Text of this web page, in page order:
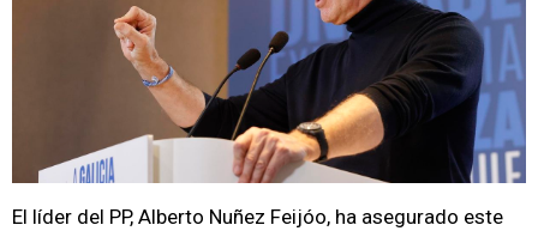
El líder del PP, Alberto Nuñez Feijóo, ha asegurado este